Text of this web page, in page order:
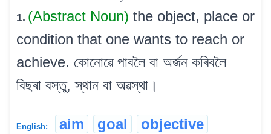
1. (Abstract Noun) the object, place or
condition that one wants to reach or
achieve. কোনোৱে পাবলৈ বা অৰ্জন কৰিবলৈ
বিছৰা বস্তু, স্থান বা অৱস্থা।
English: aim goal
objective